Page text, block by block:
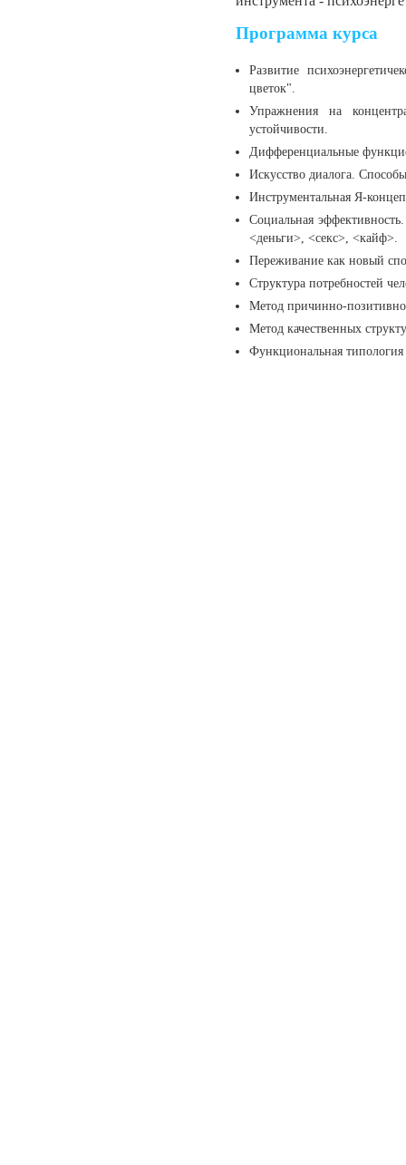
Программа курса
Развитие
цветок".
Упражнения на
устойчивости.
Дифференциальные
Искусство диалога.
Инструментальная Я-
Социальная
<деньги>, <секс>, <кайф>.
Переживание как новый
Структура потребностей
Метод причинно-
Метод качественных
Функциональная